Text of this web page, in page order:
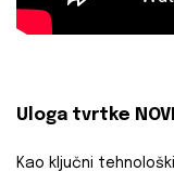
Uloga tvrtke
Kao ključni